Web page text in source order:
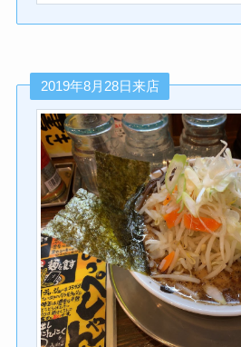
2019年8月28日来店